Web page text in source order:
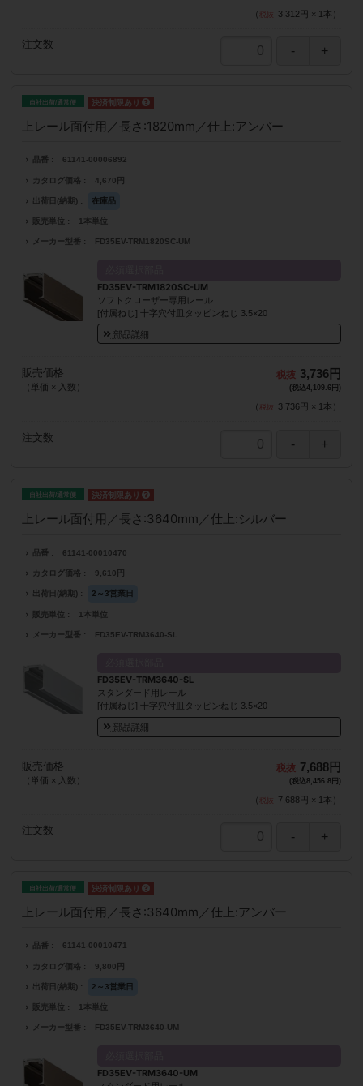
（ 3,312円 × 1 本 ）
注文数
自社出荷/通常便
上レール面付用／長さ:1820mm／仕上:アンバー
品番 61141-00006892
カタログ価格 4,670円
出荷日(納期) 在庫品
販売単位 1本単位
メーカー型番 FD35EV-TRM1820SC-UM
FD35EV-TRM1820SC-UM
ソフトクローザー専用レール
[付属ねじ] 十字穴付皿タッピンねじ 3.5×20
部品詳細
販売価格
（単価 × 入数）
3,736円
(税込4,109.6円)
（ 3,736円 × 1 本 ）
注文数
自社出荷/通常便
上レール面付用／長さ:3640mm／仕上:シルバー
品番 61141-00010470
カタログ価格 9,610円
出荷日(納期) 2～3営業日
販売単位 1本単位
メーカー型番 FD35EV-TRM3640-SL
FD35EV-TRM3640-SL
スタンダード用レール
[付属ねじ] 十字穴付皿タッピンねじ 3.5×20
部品詳細
販売価格
（単価 × 入数）
7,688円
(税込8,456.8円)
（ 7,688円 × 1 本 ）
注文数
自社出荷/通常便
上レール面付用／長さ:3640mm／仕上:アンバー
品番 61141-00010471
カタログ価格 9,800円
出荷日(納期) 2～3営業日
販売単位 1本単位
メーカー型番 FD35EV-TRM3640-UM
FD35EV-TRM3640-UM